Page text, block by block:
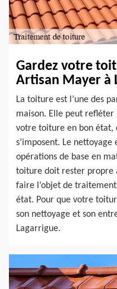
Gardez votre
Artisan Mayer à
La toiture est l’une des
maison. Elle peut refléter
votre toiture en bon état,
s’imposent. Le
opérations de base en
toiture doit rester propre
faire l’objet de
état. Pour que votre
son nettoyage et son
Lagarrigue.